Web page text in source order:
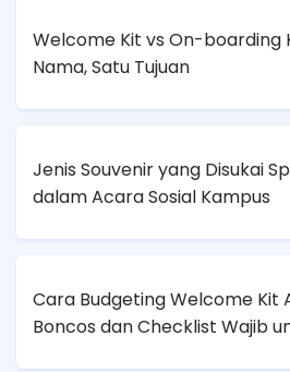
Welcome Kit vs On-boarding
Nama, Satu Tujuan
Jenis Souvenir yang Disukai
dalam Acara Sosial Kampus
Cara Budgeting Welcome Kit
Boncos dan Checklist Wajib